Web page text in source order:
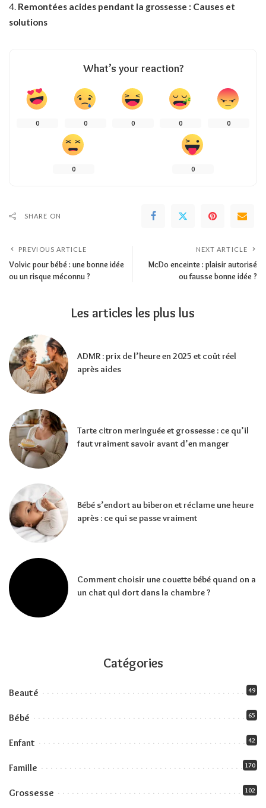
Remontées acides pendant la grossesse : Causes et
solutions
What’s your reaction?
0 0 0 0 0
0 0
SHARE ON
PREVIOUS ARTICLE
Volvic pour bébé : une bonne idée
ou un risque méconnu ?
NEXT ARTICLE
McDo enceinte : plaisir autorisé
ou fausse bonne idée ?
Les articles les plus lus
ADMR : prix de l’heure en 2025 et coût réel
après aides
Tarte citron meringuée et grossesse : ce qu’il
faut vraiment savoir avant d’en manger
Bébé s’endort au biberon et réclame une heure
après : ce qui se passe vraiment
Comment choisir une couette bébé quand on a
un chat qui dort dans la chambre ?
Catégories
Beauté 49
Bébé 65
Enfant 42
Famille 170
Grossesse 102